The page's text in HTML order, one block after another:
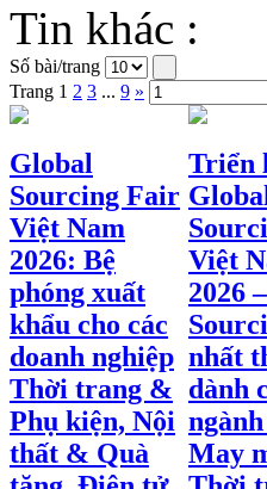
Tin khác :
Số bài/trang
Trang 1 2 3 ... 9 »
Global
Sourcing Fair
Việt Nam
2026: Bệ
phóng xuất
khẩu cho các
doanh nghiệp
Thời trang &
Phụ kiện, Nội
thất & Quà
Triển
Việt
2026
nhất
dành
May